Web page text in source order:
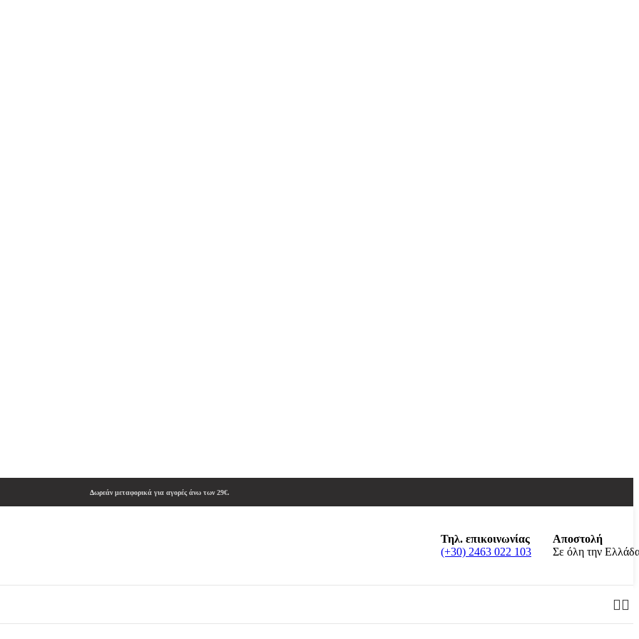
Δωρεάν μεταφορικά για αγορές άνω των 29€.
Τηλ. επικοινωνίας
(+30) 2463 022 103
Αποστολή
Σε όλη την